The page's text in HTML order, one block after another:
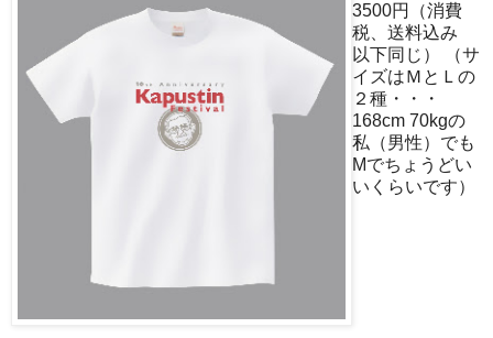
3500円（消費
税、送料込み
以下同じ） （サ
イズはＭとＬの
２種・・・
168cm 70kgの
私（男性）でも
Mでちょうどい
いくらいです）